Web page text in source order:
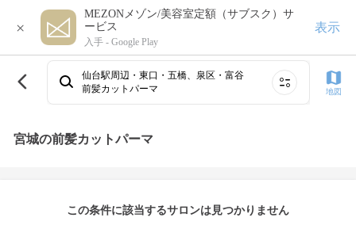
×
MEZONメゾン/美容室定額（サブスク）サ
ービス
入手 - Google Play
表示
仙台駅周辺・東口・五橋、泉区・富谷
前髪カットパーマ
地図
宮城の前髪カットパーマ
この条件に該当するサロンは見つかりません